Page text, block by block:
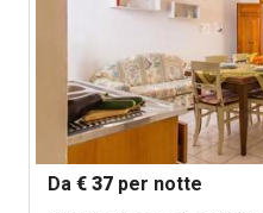
Da€ 37 per notte